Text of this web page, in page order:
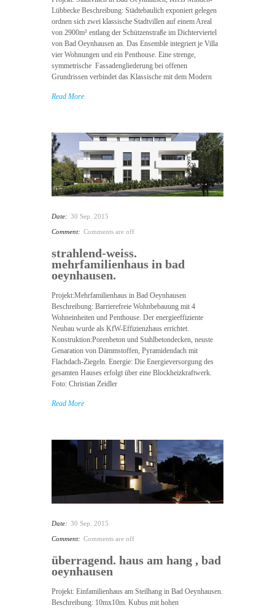
Lübbecke Beschreibung: Städtebaulich exponiert gelegen
ordnen sich zwei klassische Stadtvillen auf einem Areal
von 2900m² entlang der Schützenstraße im Dichterviertel
von Bad Oeynhausen an. Das Ensemble integriert je Villa
vier Wohnungen und ein Penthouse. Eine strenge,
symmetrische Fassadengliederung bei offenen
Grundrissen verbindet das Klassische mit dem Modern
Read More
Date: 30 Sep. 2015
Comment: Comments are off
strahlend-weiss.
mehrfamilienhaus in bad
oeynhausen.
Projekt:Mehrfamilienhaus in Bad Oeynhausen
Beschreibung: Barrierefreie Wohnbebauung mit 4
Wohneinheiten und Penthouse. Der energieeffiziente
Neubau wurde als KfW-Effizienzhaus errichtet.
Konstruktion:Porenbeton und Stahlbetondecken, neuste
Genaration von Dämmstoffen, Pyramidendach mit
Flachdach-Ziegeln. Energie: Die Energieversorgung des
gesamten Hauses erfolgt über eine Blockheizkraftwerk.
Foto: Christian Zeidler
Read More
Date: 30 Sep. 2015
Comment: Comments are off
überragend. haus am hang , bad
oeynhausen
Projekt: Einfamilienhaus am Steilhang in Bad Oeynhausen.
Beschreibung: 10mx10m. Kubus mit hohen